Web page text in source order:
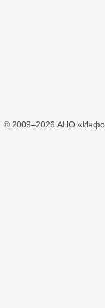
© 2009–2026 АНО